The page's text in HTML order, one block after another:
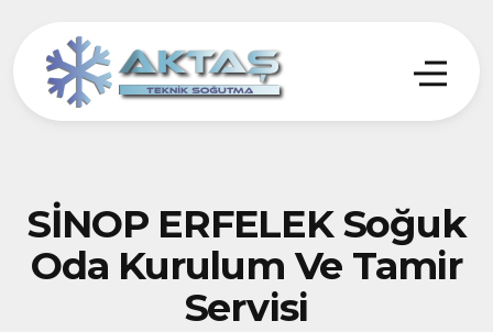
SİNOP ERFELEK Soğuk
Oda Kurulum Ve Tamir
Servisi